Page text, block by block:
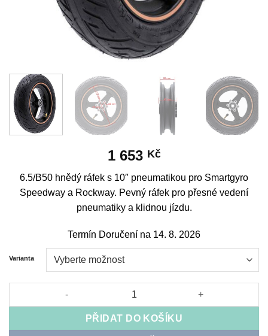
1 653 Kč
6.5/B50 hnědý ráfek s 10″ pneumatikou pro Smartgyro
Speedway a Rockway. Pevný ráfek pro přesné vedení
pneumatiky a klidnou jízdu.
Termín Doručení na 14. 8. 2026
Varianta
6.5/B50 brown rim with 10" tire for Smartgyro Speedway and
PŘIDAT DO KOŠÍKU